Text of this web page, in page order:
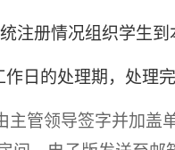
注册情况组织学生到
作日的处理期，处理
主管领导签字并加盖